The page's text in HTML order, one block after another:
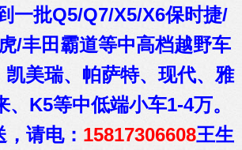
一批Q5/Q7/X5/X6保时捷/
/丰田霸道等中高档越野车
凯美瑞、帕萨特、现代、雅
、K5等中低端小车1-4万。
请电： 15817306608王生